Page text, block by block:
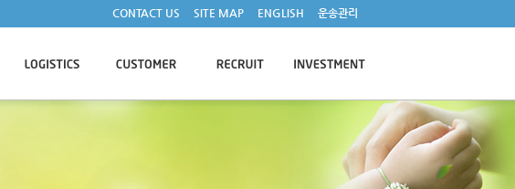
CONTACT US SITE MAP ENGLISH 운송관리